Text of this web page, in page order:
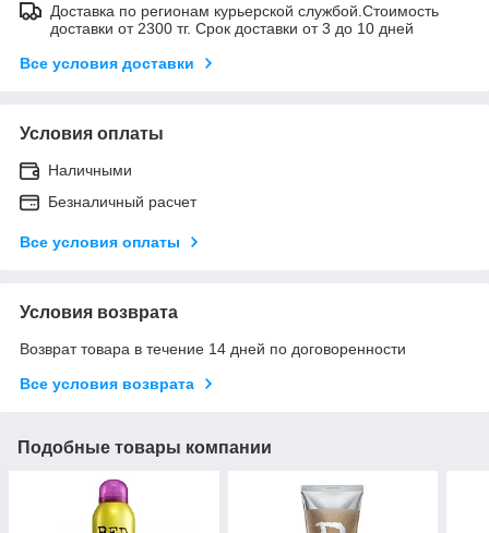
Доставка по регионам курьерской службой.Стоимость
доставки от 2300 тг. Срок доставки от 3 до 10 дней
Все условия доставки
Условия оплаты
Наличными
Безналичный расчет
Все условия оплаты
Условия возврата
Возврат товара в течение 14 дней по договоренности
Все условия возврата
Подобные товары компании